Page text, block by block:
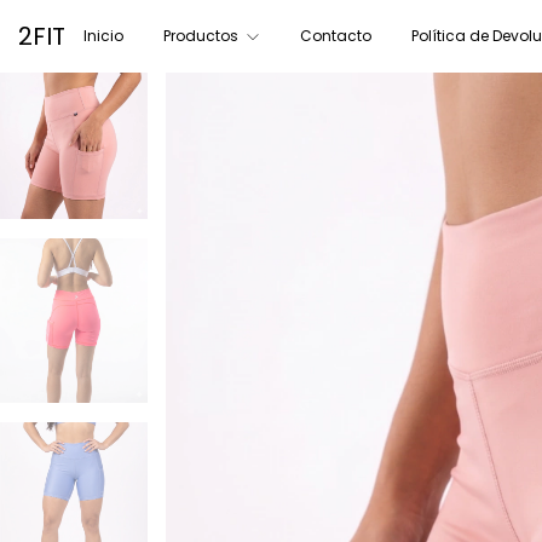
Inicio Productos Contacto Política de
2FIT